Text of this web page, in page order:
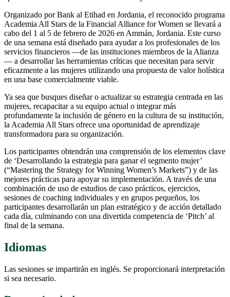
Organizado por Bank al Etihad en Jordania, el reconocido programa
Academia All Stars de la Financial Alliance for Women se llevará a
cabo del 1 al 5 de febrero de 2026 en Ammán, Jordania. Este curso
de una semana está diseñado para ayudar a los profesionales de los
servicios financieros —de las instituciones miembros de la Alianza
— a desarrollar las herramientas críticas que necesitan para servir
eficazmente a las mujeres utilizando una propuesta de valor holística
en una base comercialmente viable.
Ya sea que busques diseñar o actualizar su estrategia centrada en las
mujeres, recapacitar a su equipo actual o integrar más
profundamente la inclusión de género en la cultura de su institución,
la Academia All Stars ofrece una oportunidad de aprendizaje
transformadora para su organización.
Los participantes obtendrán una comprensión de los elementos clave
de ‘Desarrollando la estrategia para ganar el segmento mujer’
(“Mastering the Strategy for Winning Women’s Markets”) y de las
mejores prácticas para apoyar su implementación. A través de una
combinación de uso de estudios de caso prácticos, ejercicios,
sesiones de coaching individuales y en grupos pequeños, los
participantes desarrollarán un plan estratégico y de acción detallado
cada día, culminando con una divertida competencia de ‘Pitch’ al
final de la semana.
Idiomas
Las sesiones se impartirán en inglés. Se proporcionará interpretación
si sea necesario.